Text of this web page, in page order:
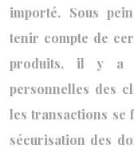
importé. Sous
tenir compte de
produits, il y a
personnelles des
les transactions se
sécurisation des